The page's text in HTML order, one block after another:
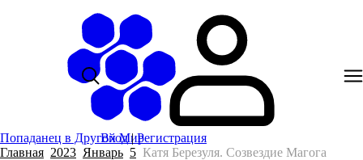
Попаданец в Другой Мир
Вход|Регистрация
Главная 2023 Январь 5 Катя Березуля. Созвездие Магога